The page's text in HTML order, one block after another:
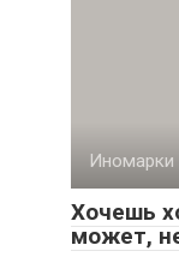
Иномарки
Хочешь
может,